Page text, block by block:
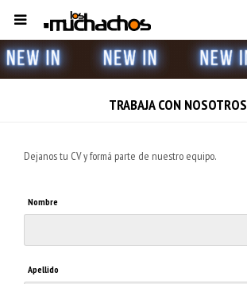

TRABAJA CON NOSOTROS
Dejanos tu CV y formá parte de nuestro equipo.
Nombre
Apellido